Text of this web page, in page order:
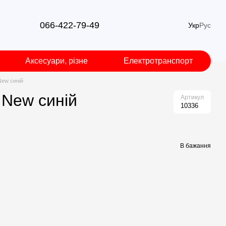
066-422-79-49 УкрРус
Аксесуари, різне Електротранспорт
синій
синій Артикул
10336
В бажання